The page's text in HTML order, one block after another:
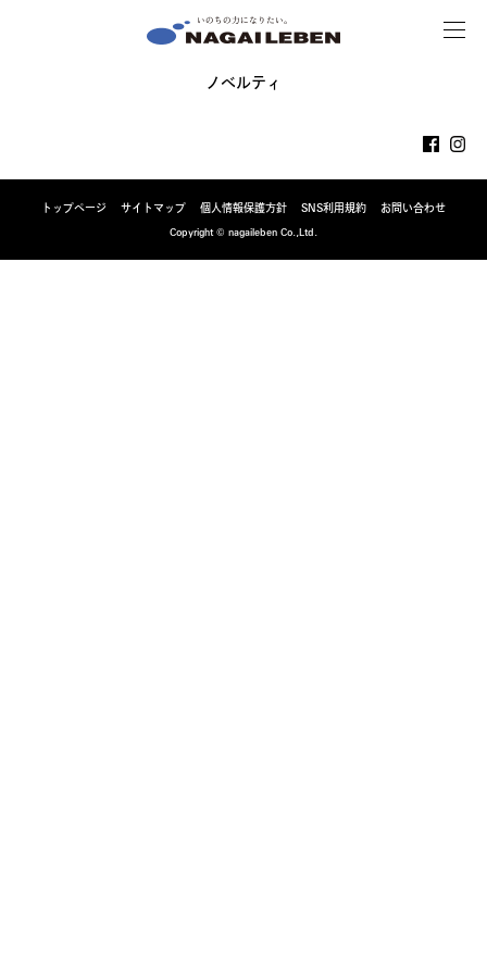
MENU
ノベルティ
トップページ サイトマップ 個人情報保護方針 SNS利用規約
お問い合わせ
Copyright © nagaileben Co.,Ltd.